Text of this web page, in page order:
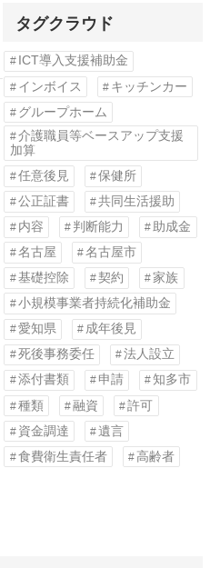
タグクラウド
ICT導入支援補助金
インボイス
キッチンカー
グループホーム
介護職員等ベースアップ支援
加算
任意後見
保健所
公正証書
共同生活援助
内容
判断能力
助成金
名古屋
名古屋市
基礎控除
契約
家族
小規模事業者持続化補助金
愛知県
成年後見
死後事務委任
法人設立
添付書類
申請
知多市
種類
融資
許可
資金調達
遺言
食費衛生責任者
高齢者